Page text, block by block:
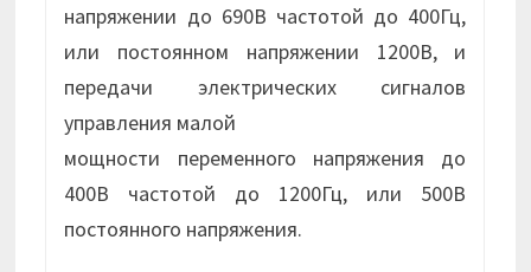
напряжении до 690В частотой до 400Гц,
или постоянном напряжении 1200В, и
передачи электрических сигналов
управления малой
мощности переменного напряжения до
400В частотой до 1200Гц, или 500В
постоянного напряжения.